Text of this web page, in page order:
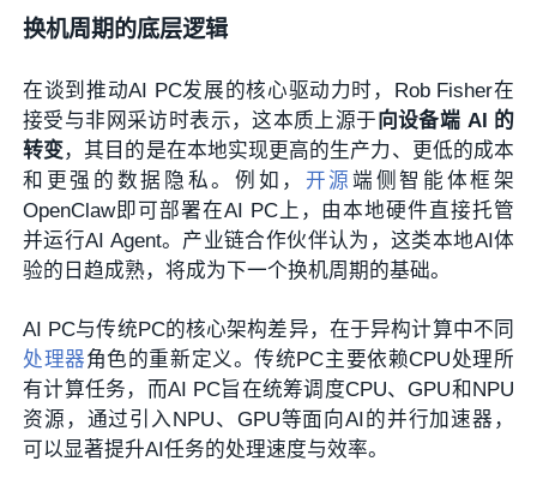
换机周期的底层逻辑
在谈到推动AI PC发展的核心驱动力时，Rob Fisher在
接受与非网采访时表示，这本质上源于向设备端 AI 的
转变，其目的是在本地实现更高的生产力、更低的成本
和更强的数据隐私。例如， 开源端侧智能体框架
OpenClaw即可部署在AI PC上，由本地硬件直接托管
并运行AI Agent。产业链合作伙伴认为，这类本地AI体
验的日趋成熟，将成为下一个换机周期的基础。
AI PC与传统PC的核心架构差异，在于异构计算中不同
处理器角色的重新定义。传统PC主要依赖CPU处理所
有计算任务，而AI PC旨在统筹调度CPU、GPU和NPU
资源，通过引入NPU、GPU等面向AI的并行加速器，
可以显著提升AI任务的处理速度与效率。